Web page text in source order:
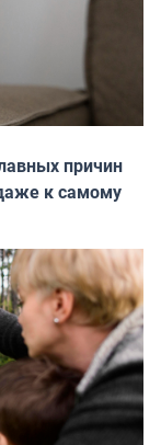
причин
к самому